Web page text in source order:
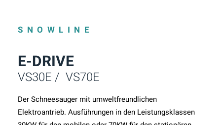
SNOWLINE
E-DRIVE
VS30E / VS70E
Der Schneesauger mit umweltfreundlichen
Elektroantrieb. Ausführungen in den Leistungsklassen